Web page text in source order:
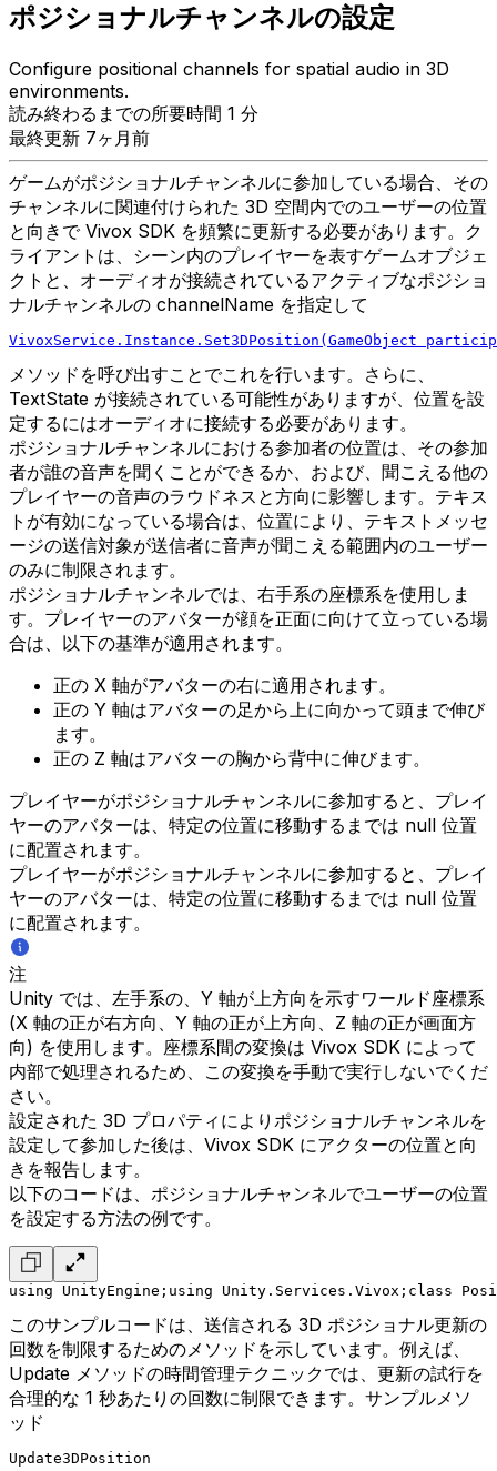
ポジショナルチャンネルの設定
Configure positional channels for spatial audio in 3D
environments.
読み終わるまでの所要時間 1 分
最終更新 7ヶ月前
ゲームがポジショナルチャンネルに参加している場合、その
チャンネルに関連付けられた 3D 空間内でのユーザーの位置
と向きで Vivox SDK を頻繁に更新する必要があります。ク
ライアントは、シーン内のプレイヤーを表すゲームオブジェ
クトと、オーディオが接続されているアクティブなポジショ
ナルチャンネルの channelName を指定して
VivoxService.Instance.Set3DPosition(GameObject
メソッドを呼び出すことでこれを行います。さらに、
TextState が接続されている可能性がありますが、位置を設
定するにはオーディオに接続する必要があります。
ポジショナルチャンネルにおける参加者の位置は、その参加
者が誰の音声を聞くことができるか、および、聞こえる他の
プレイヤーの音声のラウドネスと方向に影響します。テキス
トが有効になっている場合は、位置により、テキストメッセ
ージの送信対象が送信者に音声が聞こえる範囲内のユーザー
のみに制限されます。
ポジショナルチャンネルでは、右手系の座標系を使用しま
す。プレイヤーのアバターが顔を正面に向けて立っている場
合は、以下の基準が適用されます。
正の X 軸がアバターの右に適用されます。
正の Y 軸はアバターの足から上に向かって頭まで伸び
ます。
正の Z 軸はアバターの胸から背中に伸びます。
プレイヤーがポジショナルチャンネルに参加すると、プレイ
ヤーのアバターは、特定の位置に移動するまでは null 位置
に配置されます。
プレイヤーがポジショナルチャンネルに参加すると、プレイ
ヤーのアバターは、特定の位置に移動するまでは null 位置
に配置されます。
注
Unity では、左手系の、Y 軸が上方向を示すワールド座標系
(X 軸の正が右方向、Y 軸の正が上方向、Z 軸の正が画面方
向) を使用します。座標系間の変換は Vivox SDK によって
内部で処理されるため、この変換を手動で実行しないでくだ
さい。
設定された 3D プロパティによりポジショナルチャンネルを
設定して参加した後は、Vivox SDK にアクターの位置と向
きを報告します。
以下のコードは、ポジショナルチャンネルでユーザーの位置
を設定する方法の例です。
using UnityEngine; using Unity.Services.Vivox; class
このサンプルコードは、送信される 3D ポジショナル更新の
回数を制限するためのメソッドを示しています。例えば、
Update メソッドの時間管理テクニックでは、更新の試行を
合理的な 1 秒あたりの回数に制限できます。サンプルメソ
ッド
Update3DPosition